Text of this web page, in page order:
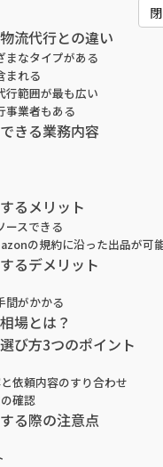
流代行との違い
まなタイプがある
まれる
行範囲が最も広い
事業者もある
きる業務内容
るメリット
ースできる
の規約に沿った出品が可
るデメリット
間がかかる
場とは？
び方3つのポイント
依頼内容のすり合わせ
確認
る際の注意点